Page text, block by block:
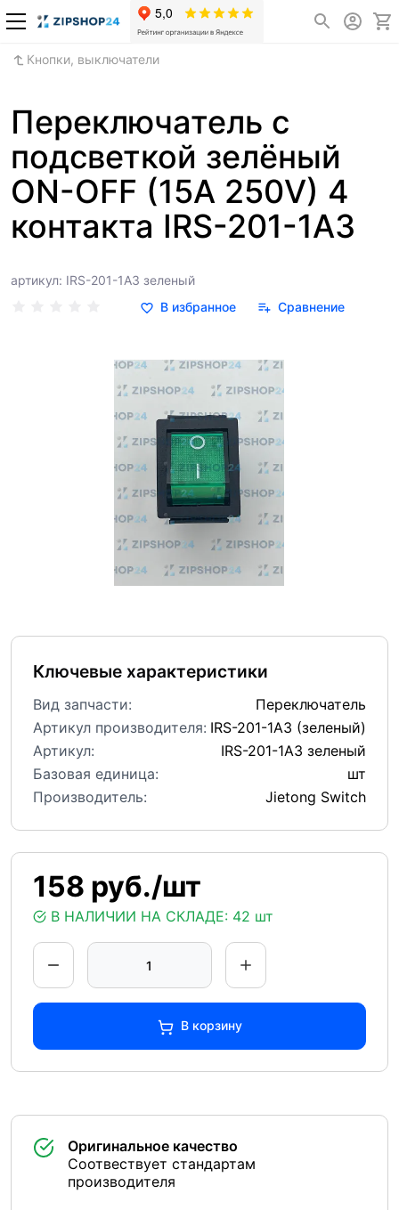
Кнопки, выключатели
Переключатель с
подсветкой зелёный
ON-OFF (15A 250V) 4
контакта IRS-201-1A3
артикул: IRS-201-1A3 зеленый
В избранное
Сравнение
158 руб./шт
В НАЛИЧИИ НА СКЛАДЕ: 42 шт
В корзину
Ключевые характеристики
Вид запчасти:
Переключатель
Артикул производителя: IRS-201-1A3 (зеленый)
Артикул:
IRS-201-1A3 зеленый
Базовая единица:
шт
Производитель:
Jietong Switch
Оригинальное качество
Соотвествует стандартам
производителя